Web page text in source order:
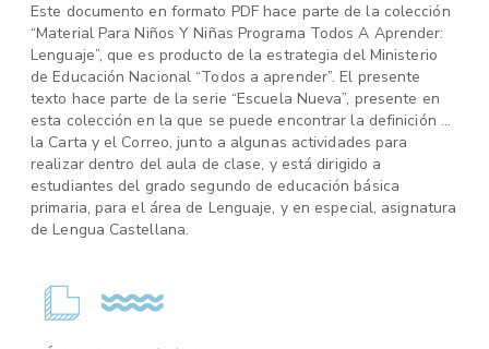
Este documento en formato PDF hace parte de la colección
“Material Para Niños Y Niñas Programa Todos A Aprender:
Lenguaje”, que es producto de la estrategia del Ministerio
de Educación Nacional “Todos a aprender”. El presente
texto hace parte de la serie “Escuela Nueva”, presente en
esta colección en la que se puede encontrar la definición de
la Carta y el Correo, junto a algunas actividades para
realizar dentro del aula de clase, y está dirigido a
estudiantes del grado segundo de educación básica
primaria, para el área de Lenguaje, y en especial, asignatura
de Lengua Castellana.